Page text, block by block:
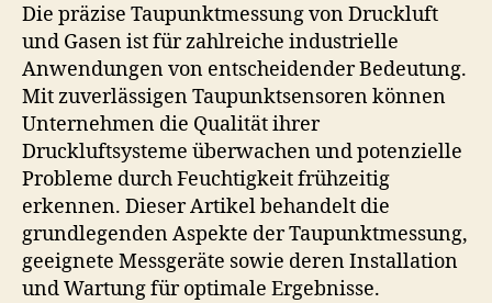
Die präzise Taupunktmessung von Druckluft
und Gasen ist für zahlreiche industrielle
Anwendungen von entscheidender Bedeutung.
Mit zuverlässigen Taupunktsensoren können
Unternehmen die Qualität ihrer
Druckluftsysteme überwachen und potenzielle
Probleme durch Feuchtigkeit frühzeitig
erkennen. Dieser Artikel behandelt die
grundlegenden Aspekte der Taupunktmessung,
geeignete Messgeräte sowie deren Installation
und Wartung für optimale Ergebnisse.